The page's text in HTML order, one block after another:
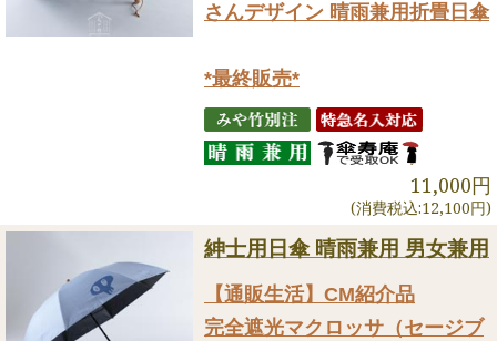
さんデザイン 晴雨兼用折畳日傘
*最終販売*
11,000円
(消費税込:12,100円)
紳士用日傘 晴雨兼用 男女兼用
【通販生活】CM紹介品
完全遮光マクロッサ（セージブ